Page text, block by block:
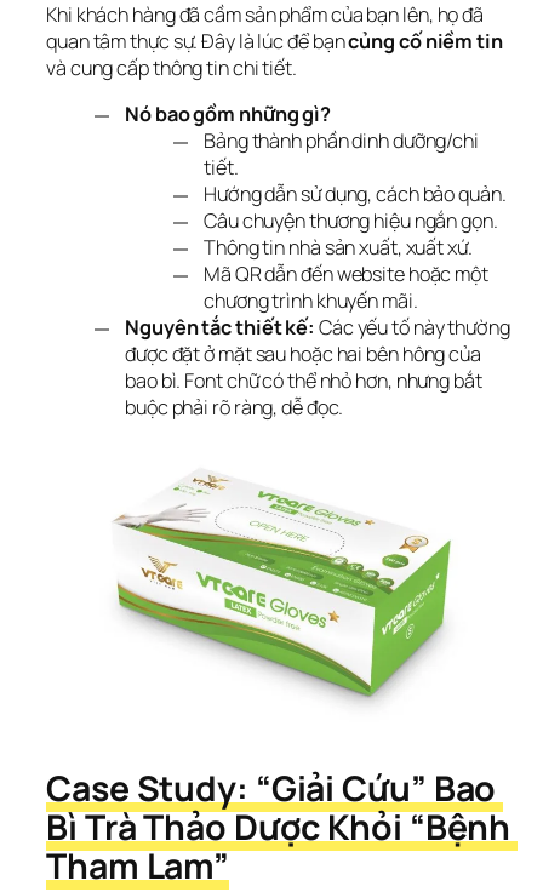
Khi khách hàng đã cầm sản phẩm của bạn lên, họ đã
quan tâm thực sự. Đây là lúc để bạn củng cố niềm tin
và cung cấp thông tin chi tiết.
Nó bao gồm những gì?
Bảng thành phần dinh dưỡng/chi
tiết.
Hướng dẫn sử dụng, cách bảo quản.
Câu chuyện thương hiệu ngắn gọn.
Thông tin nhà sản xuất, xuất xứ.
Mã QR dẫn đến website hoặc một
chương trình khuyến mãi.
Nguyên tắc thiết kế: Các yếu tố này thường
được đặt ở mặt sau hoặc hai bên hông của
bao bì. Font chữ có thể nhỏ hơn, nhưng bắt
buộc phải rõ ràng, dễ đọc.
Case Study: “Giải Cứu” Bao
Bì Trà Thảo Dược Khỏi “Bệnh
Tham Lam”